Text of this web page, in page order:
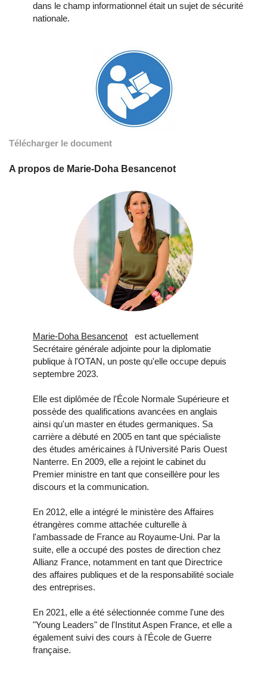
dans le champ informationnel était un sujet de sécurité
nationale.
Télécharger le document
A propos de Marie-Doha Besancenot
Marie-Doha Besancenot est actuellement
Secrétaire générale adjointe pour la diplomatie
publique à l'OTAN, un poste qu'elle occupe depuis
septembre 2023.
Elle est diplômée de l'École Normale Supérieure et
possède des qualifications avancées en anglais
ainsi qu'un master en études germaniques. Sa
carrière a débuté en 2005 en tant que spécialiste
des études américaines à l'Université Paris Ouest
Nanterre. En 2009, elle a rejoint le cabinet du
Premier ministre en tant que conseillère pour les
discours et la communication.
En 2012, elle a intégré le ministère des Affaires
étrangères comme attachée culturelle à
l'ambassade de France au Royaume-Uni. Par la
suite, elle a occupé des postes de direction chez
Allianz France, notamment en tant que Directrice
des affaires publiques et de la responsabilité sociale
des entreprises.
En 2021, elle a été sélectionnée comme l'une des
"Young Leaders" de l'Institut Aspen France, et elle a
également suivi des cours à l'École de Guerre
française.